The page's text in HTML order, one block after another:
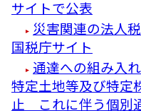
サイトで公表
災害関連の法人
国税庁サイト
通達への組み入
特定土地等及び特定
止 これに伴う個別